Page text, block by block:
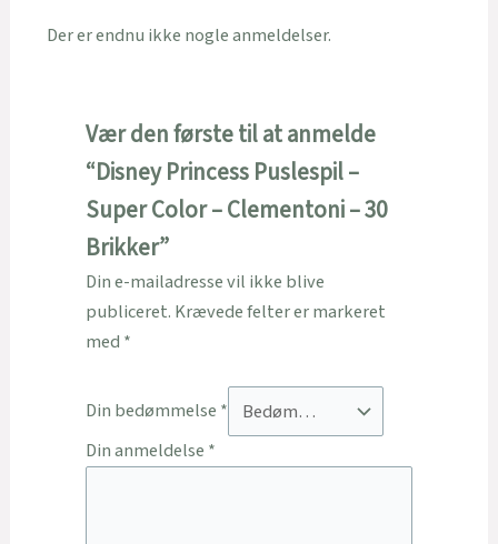
Der er endnu ikke nogle anmeldelser.
Vær den første til at anmelde
“Disney Princess Puslespil –
Super Color – Clementoni – 30
Brikker”
Din e-mailadresse vil ikke blive
publiceret. Krævede felter er markeret
med *
Din bedømmelse *
Din anmeldelse *